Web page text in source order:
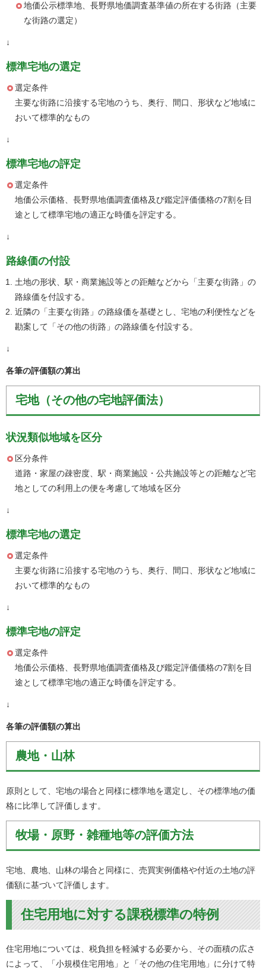
地価公示標準地、長野県地価調査基準値の所在する街路（主要
な街路の選定）
↓
標準宅地の選定
選定条件
主要な街路に沿接する宅地のうち、奥行、間口、形状など地域に
おいて標準的なもの
↓
標準宅地の評定
選定条件
地価公示価格、長野県地価調査価格及び鑑定評価価格の7割を目
途として標準宅地の適正な時価を評定する。
↓
路線価の付設
土地の形状、駅・商業施設等との距離などから「主要な街路」の
路線価を付設する。
近隣の「主要な街路」の路線価を基礎とし、宅地の利便性などを
勘案して「その他の街路」の路線価を付設する。
↓
各筆の評価額の算出
宅地（その他の宅地評価法）
状況類似地域を区分
区分条件
道路・家屋の疎密度、駅・商業施設・公共施設等との距離など宅
地としての利用上の便を考慮して地域を区分
↓
標準宅地の選定
選定条件
主要な街路に沿接する宅地のうち、奥行、間口、形状など地域に
おいて標準的なもの
↓
標準宅地の評定
選定条件
地価公示価格、長野県地価調査価格及び鑑定評価価格の7割を目
途として標準宅地の適正な時価を評定する。
↓
各筆の評価額の算出
農地・山林
原則として、宅地の場合と同様に標準地を選定し、その標準地の価
格に比準して評価します。
牧場・原野・雑種地等の評価方法
宅地、農地、山林の場合と同様に、売買実例価格や付近の土地の評
価額に基づいて評価します。
住宅用地に対する課税標準の特例
住宅用地については、税負担を軽減する必要から、その面積の広さ
によって、「小規模住宅用地」と「その他の住宅用地」に分けて特